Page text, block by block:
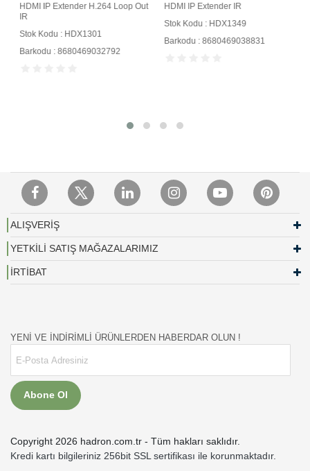
HDMI IP Extender H.264 Loop Out
IR
Stok Kodu : HDX1301
Barkodu : 8680469032792
HDMI IP Extender IR
Stok Kodu : HDX1349
Barkodu : 8680469038831
ALIŞVERİŞ
YETKİLİ SATIŞ MAĞAZALARIMIZ
İRTİBAT
YENİ VE İNDİRİMLİ ÜRÜNLERDEN HABERDAR OLUN !
Abone Ol
Copyright 2026 hadron.com.tr - Tüm hakları saklıdır.
Kredi kartı bilgileriniz 256bit SSL sertifikası ile korunmaktadır.